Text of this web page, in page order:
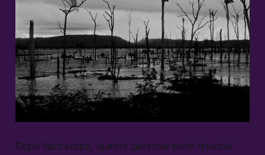
Dopo l’accaduto, queste persone sono rimaste